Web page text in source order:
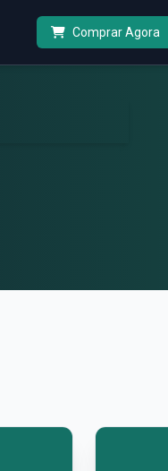
Comprar Agora